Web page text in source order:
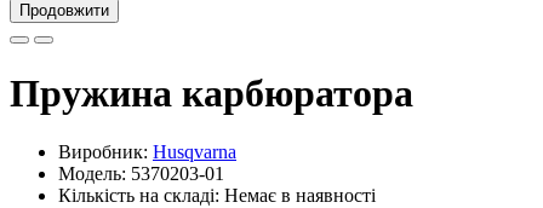
Продовжити
Пружина карбюратора
Виробник: Husqvarna
Модель: 5370203-01
Кількість на складі: Немає в наявності